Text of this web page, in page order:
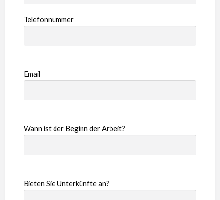
Telefonnummer
Email
Wann ist der Beginn der Arbeit?
Bieten Sie Unterkünfte an?